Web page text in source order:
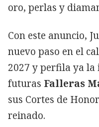
oro, perlas y
Con este anuncio,
nuevo paso en el
2027 y perfila ya
futuras Falleras
sus Cortes de
reinado.